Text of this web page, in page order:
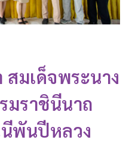
มเด็จพระนาง
มราชินีนาถ
พันปีหลวง